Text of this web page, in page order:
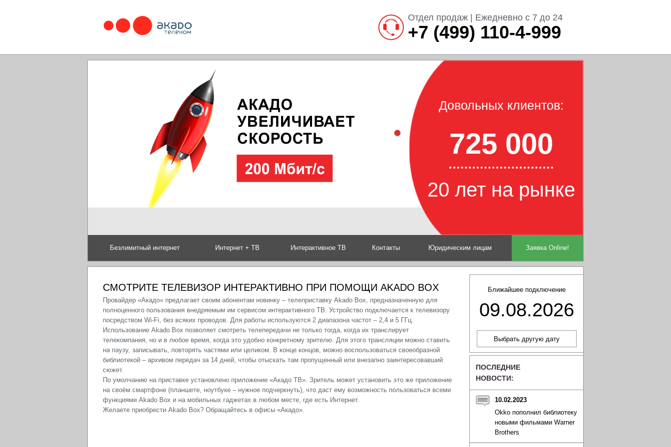
Отдел продаж | Ежедневно с 7 до 24
+7 (499) 110-4-999
Довольных клиентов:
725 000
20 лет на рынке
Безлимитный интернет Интернет + ТВ Интерактивное ТВ Контакты Юридическим лицам Заявка Online!
Ближайшее подключение
09.08.2026
ПОСЛЕДНИЕ
НОВОСТИ:
10.02.2023
Okko пополнил библиотеку
новыми фильмами Warner
Brothers
СМОТРИТЕ ТЕЛЕВИЗОР ИНТЕРАКТИВНО ПРИ ПОМОЩИ AKADO BOX
Провайдер «Акадо» предлагает своим абонентам новинку – телеприставку Akado Box, предназначенную для
полноценного пользования внедряемым им сервисом интерактивного ТВ. Устройство подключается к телевизору
посредством Wi-Fi, без всяких проводов. Для работы используются 2 диапазона частот – 2,4 и 5 ГГц.
Использование Akado Box позволяет смотреть телепередачи не только тогда, когда их транслирует
телекомпания, но и в любое время, когда это удобно конкретному зрителю. Для этого трансляции можно ставить
на паузу, записывать, повторять частями или целиком. В конце концов, можно воспользоваться своеобразной
библиотекой – архивом передач за 14 дней, чтобы отыскать там пропущенный или внезапно заинтересовавший
сюжет.
По умолчанию на приставке установлено приложение «Акадо ТВ». Зритель может установить это же приложение
на своём смартфоне (планшете, ноутбуке – нужное подчеркнуть), что даст ему возможность пользоваться всеми
функциями Akado Box и на мобильных гаджетах в любом месте, где есть Интернет.
Желаете приобрести Akado Box? Обращайтесь в офисы «Акадо».